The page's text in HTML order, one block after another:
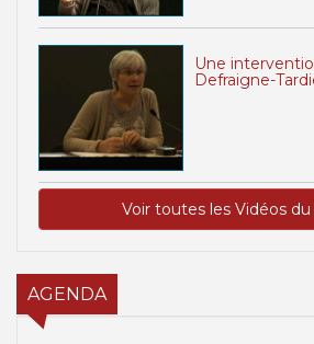
Une
Defraigne-
Voir toutes les Vidéos du
AGENDA